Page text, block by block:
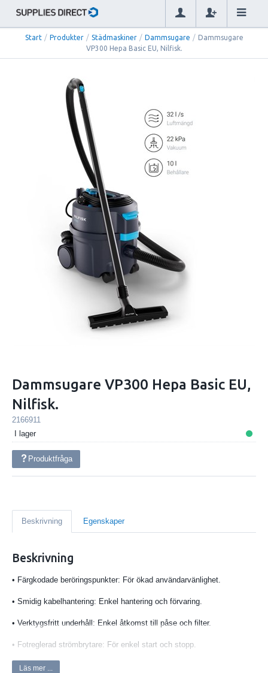
Start / Produkter / Städmaskiner / Dammsugare / Dammsugare
VP300 Hepa Basic EU, Nilfisk.
Dammsugare VP300 Hepa Basic EU,
Nilfisk.
2166911
I lager
Produktfråga
Beskrivning Egenskaper
Beskrivning
• Färgkodade beröringspunkter: För ökad användarvänlighet.
• Smidig kabelhantering: Enkel hantering och förvaring.
• Verktygsfritt underhåll: Enkel åtkomst till påse och filter.
• Fotreglerad strömbrytare: För enkel start och stopp.
• Tyst drift: Möjliggör störningsfri rengöring.
Läs mer ...